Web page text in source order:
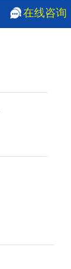
在线咨询